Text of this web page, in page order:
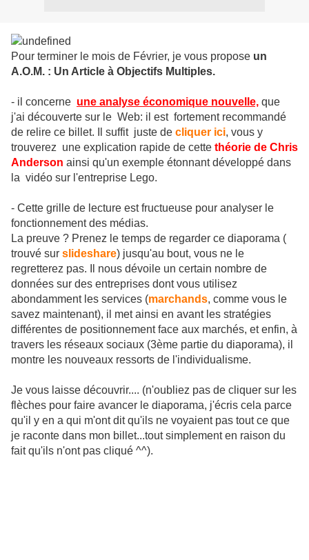
Pour terminer le mois de Février, je vous propose un
A.O.M. : Un Article à Objectifs Multiples.
- il concerne une analyse économique nouvelle, que
j'ai découverte sur le Web: il est fortement recommandé
de relire ce billet. Il suffit juste de cliquer ici, vous y
trouverez une explication rapide de cette théorie de Chris
Anderson ainsi qu'un exemple étonnant développé dans
la vidéo sur l'entreprise Lego.
- Cette grille de lecture est fructueuse pour analyser le
fonctionnement des médias.
La preuve ? Prenez le temps de regarder ce diaporama (
trouvé sur slideshare) jusqu'au bout, vous ne le
regretterez pas. Il nous dévoile un certain nombre de
données sur des entreprises dont vous utilisez
abondamment les services (marchands, comme vous le
savez maintenant), il met ainsi en avant les stratégies
différentes de positionnement face aux marchés, et enfin, à
travers les réseaux sociaux (3ème partie du diaporama), il
montre les nouveaux ressorts de l'individualisme.
Je vous laisse découvrir.... (n'oubliez pas de cliquer sur les
flèches pour faire avancer le diaporama, j'écris cela parce
qu'il y en a qui m'ont dit qu'ils ne voyaient pas tout ce que
je raconte dans mon billet...tout simplement en raison du
fait qu'ils n'ont pas cliqué ^^).